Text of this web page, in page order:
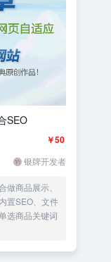
SEO
￥50
银牌开发者
商品展示、
置SEO、文件
选商品关键词